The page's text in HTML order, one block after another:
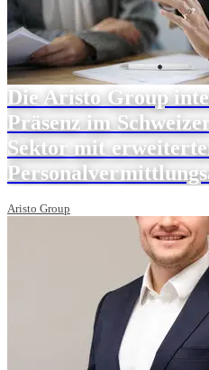
Die Aristo Group
Präsenz im
Sektor mit
Aristo Group